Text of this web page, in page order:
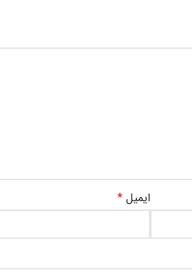
ایمیل *